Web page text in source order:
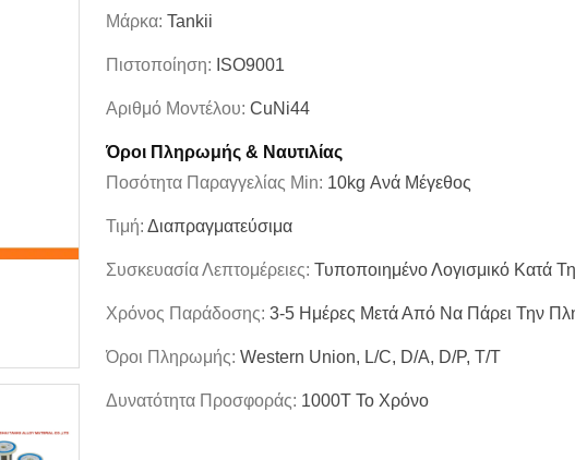
Μάρκα: Tankii
Πιστοποίηση: ISO9001
Αριθμό Μοντέλου: CuNi44
Όροι Πληρωμής & Ναυτιλίας
Ποσότητα Παραγγελίας Min: 10kg Ανά Μέγεθος
Τιμή: Διαπραγματεύσιμα
Συσκευασία Λεπτομέρειες: Τυποποιημένο Λογισμικό Κατά
Χρόνος Παράδοσης: 3-5 Ημέρες Μετά Από Να Πάρει Την
Όροι Πληρωμής: Western Union, L/C, D/A, D/P, T/T
Δυνατότητα Προσφοράς: 1000T Το Χρόνο